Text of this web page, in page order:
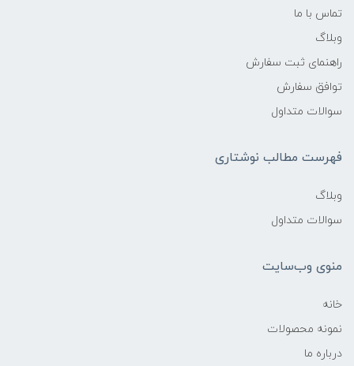
تماس با ما
وبلاگ
راهنمای ثبت سفارش
توافق سفارش
سوالات متداول
فهرست مطالب نوشتاری
وبلاگ
سوالات متداول
منوی وب‌سایت
خانه
نمونه محصولات
درباره ما